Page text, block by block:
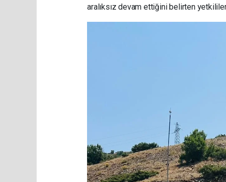
aralıksız devam ettiğini belirten